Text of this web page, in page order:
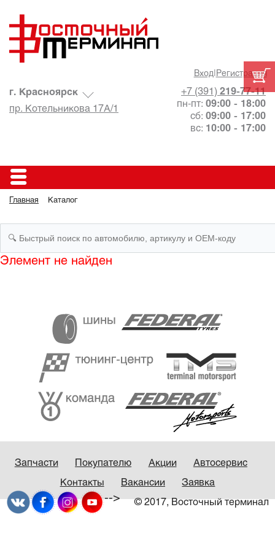
Вход| Регистрация
+7 (391) 219-77-11
пн-пт: 09:00 - 18:00
сб: 09:00 - 17:00
вс: 10:00 - 17:00
г. Красноярск
пр. Котельникова 17А/1
Главная Каталог
Элемент не найден
Запчасти Покупателю Акции Автосервис
Контакты Вакансии Заявка
© 2017, Восточный терминал
-->